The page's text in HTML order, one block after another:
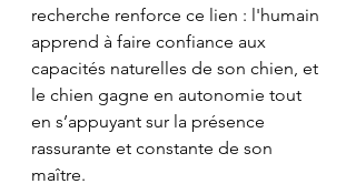
recherche renforce ce lien : l'humain
apprend à faire confiance aux
capacités naturelles de son chien, et
le chien gagne en autonomie tout
en s’appuyant sur la présence
rassurante et constante de son
maître.